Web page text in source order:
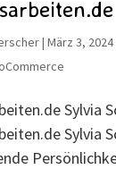
| März 3, 2024
Sylvia
Sylvia